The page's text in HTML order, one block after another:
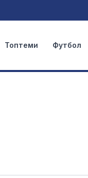
Топтеми Футбол